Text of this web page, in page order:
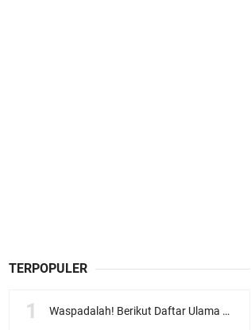
TERPOPULER
Waspadalah! Berikut Daftar Ulama Wahabi di Seluruh Dunia dan Karya-karyanya